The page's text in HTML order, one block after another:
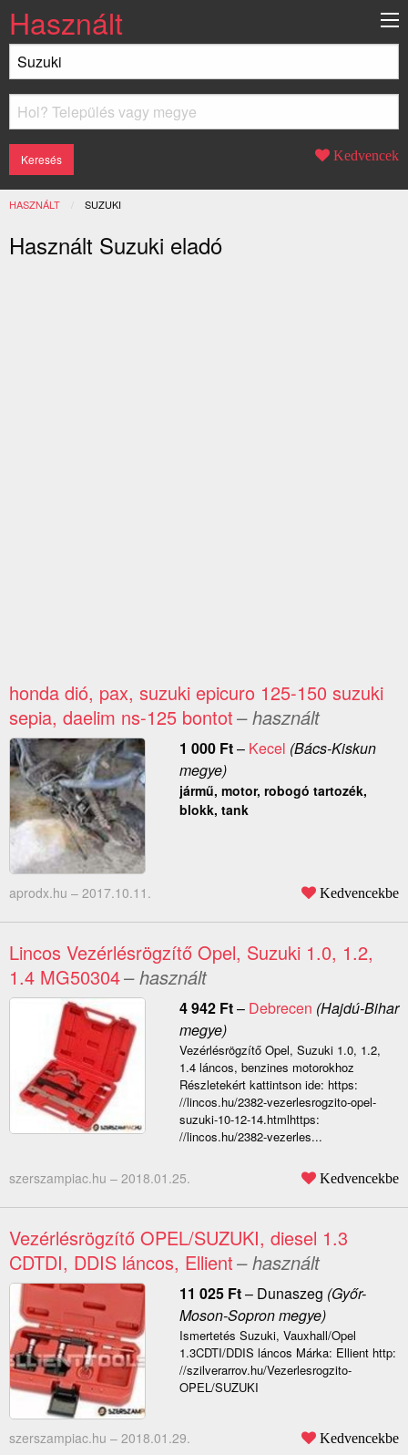
Használt
Kedvencek
HASZNÁLT JELENLEGI:
SUZUKI
Használt Suzuki eladó
honda dió, pax, suzuki epicuro 125-150 suzuki
sepia, daelim ns-125 bontot– használt
1 000 Ft– Kecel (Bács-Kiskun
megye)
jármű, motor, robogó tartozék,
blokk, tank
aprodx.hu – 2017.10.11. Kedvencekbe
Lincos Vezérlésrögzítő Opel, Suzuki 1.0, 1.2,
1.4 MG50304– használt
4 942 Ft– Debrecen (Hajdú-Bihar
megye)
Vezérlésrögzítő Opel, Suzuki 1.0, 1.2,
1.4 láncos, benzines motorokhoz
Részletekért kattintson ide: https:
//lincos.hu/2382-vezerlesrogzito-opel-
suzuki-10-12-14.htmlhttps:
//lincos.hu/2382-vezerles...
szerszampiac.hu – 2018.01.25. Kedvencekbe
Vezérlésrögzítő OPEL/SUZUKI, diesel 1.3
CDTDI, DDIS láncos, Ellient– használt
11 025 Ft– Dunaszeg (Győr-
Moson-Sopron megye)
Ismertetés Suzuki, Vauxhall/Opel
1.3CDTI/DDIS láncos Márka: Ellient http:
//szilverarrov.hu/Vezerlesrogzito-
OPEL/SUZUKI
szerszampiac.hu – 2018.01.29. Kedvencekbe